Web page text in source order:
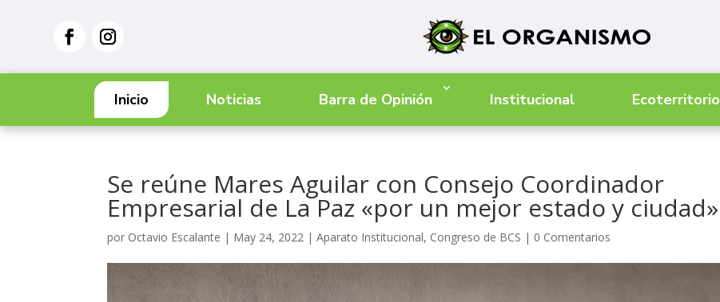
Inicio Noticias Barra de Opinión Institucional Ecoterritorio
Se reúne Mares Aguilar con Consejo Coordinador
Empresarial de La Paz «por un mejor estado y ciudad»
por Octavio Escalante | May 24, 2022 |Aparato Institucional, Congreso de BCS | 0 Comentarios